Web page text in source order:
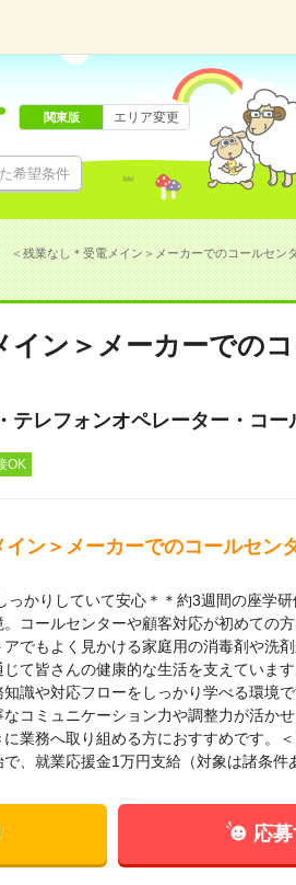
希望条件
関東版 エリア変更
＜残業なし＊受電メイン＞メーカーでのコールセン
イン＞メーカーでの
テレフォンオペレーター・コー
OK
イン＞メーカーでのコールセン
かりしていて安心＊＊約3週間の座学
コールセンターや顧客対応が初めての
でもよく見かける家庭用の消毒剤や洗
て皆さんの健康的な生活を支えていま
識や対応フローをしっかり学べる環境
コミュニケーション力や調整力が活か
業務へ取り組める方におすすめです。
、就業応援金1万円支給（対象は諸条件
応